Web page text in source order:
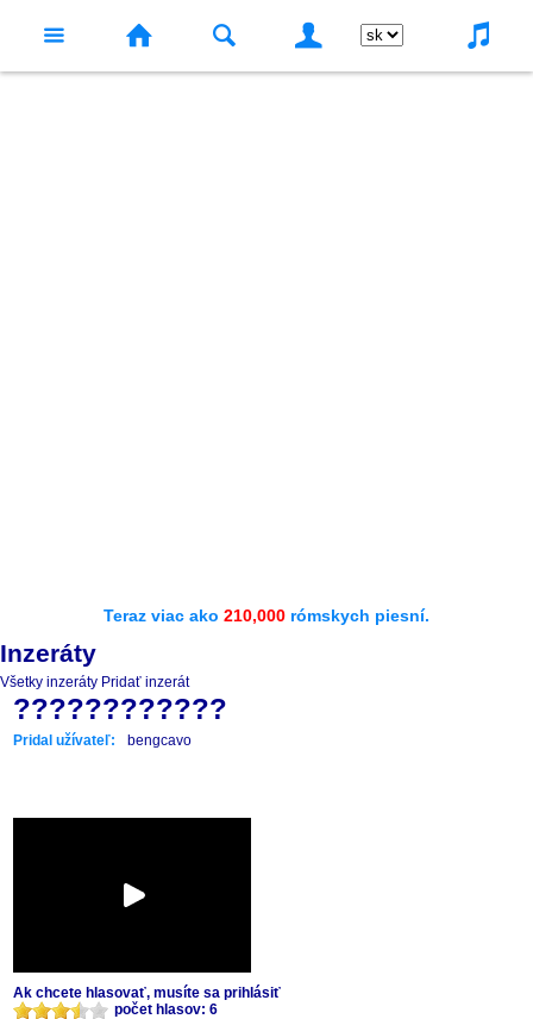
Teraz viac ako 210,000 rómskych piesní.
Inzeráty
Všetky inzeráty Pridať inzerát
????????????
Pridal užívateľ: bengcavo
Ak chcete hlasovať, musíte sa prihlásiť
počet hlasov: 6